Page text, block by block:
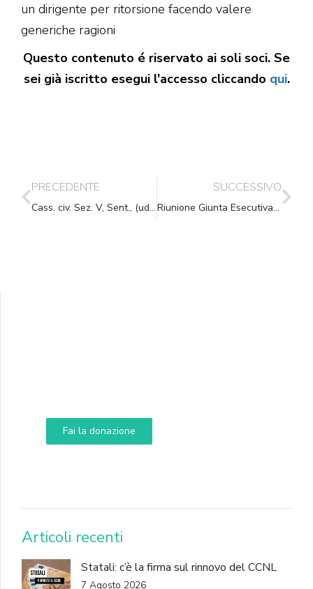
un dirigente per ritorsione facendo valere
generiche ragioni
Questo contenuto é riservato ai soli soci. Se
sei già iscritto esegui l'accesso cliccando qui.
PRECEDENTE
Cass. civ. Sez. V, Sent., (ud. 17-04-2009) 04-05-2009, n. 10177
SUCCESSIVO
Riunione Giunta Esecutiva del 16.05.2009
Fai la donazione
DONA
Articoli recenti
Statali: c’è la firma sul rinnovo del CCNL
7 Agosto 2026